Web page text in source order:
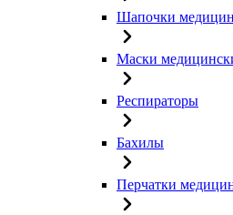
Шапочки
Маски
Респираторы
Бахилы
Перчатки